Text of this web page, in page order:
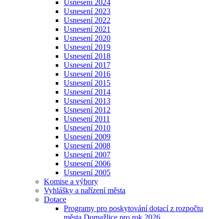
Usnesení 2024
Usnesení 2023
Usnesení 2022
Usnesení 2021
Usnesení 2020
Usnesení 2019
Usnesení 2018
Usnesení 2017
Usnesení 2016
Usnesení 2015
Usnesení 2014
Usnesení 2013
Usnesení 2012
Usnesení 2011
Usnesení 2010
Usnesení 2009
Usnesení 2008
Usnesení 2007
Usnesení 2006
Usnesení 2005
Komise a výbory
Vyhlášky a nařízení města
Dotace
Programy pro poskytování dotací z rozpočtu
města Domažlice pro rok 2026